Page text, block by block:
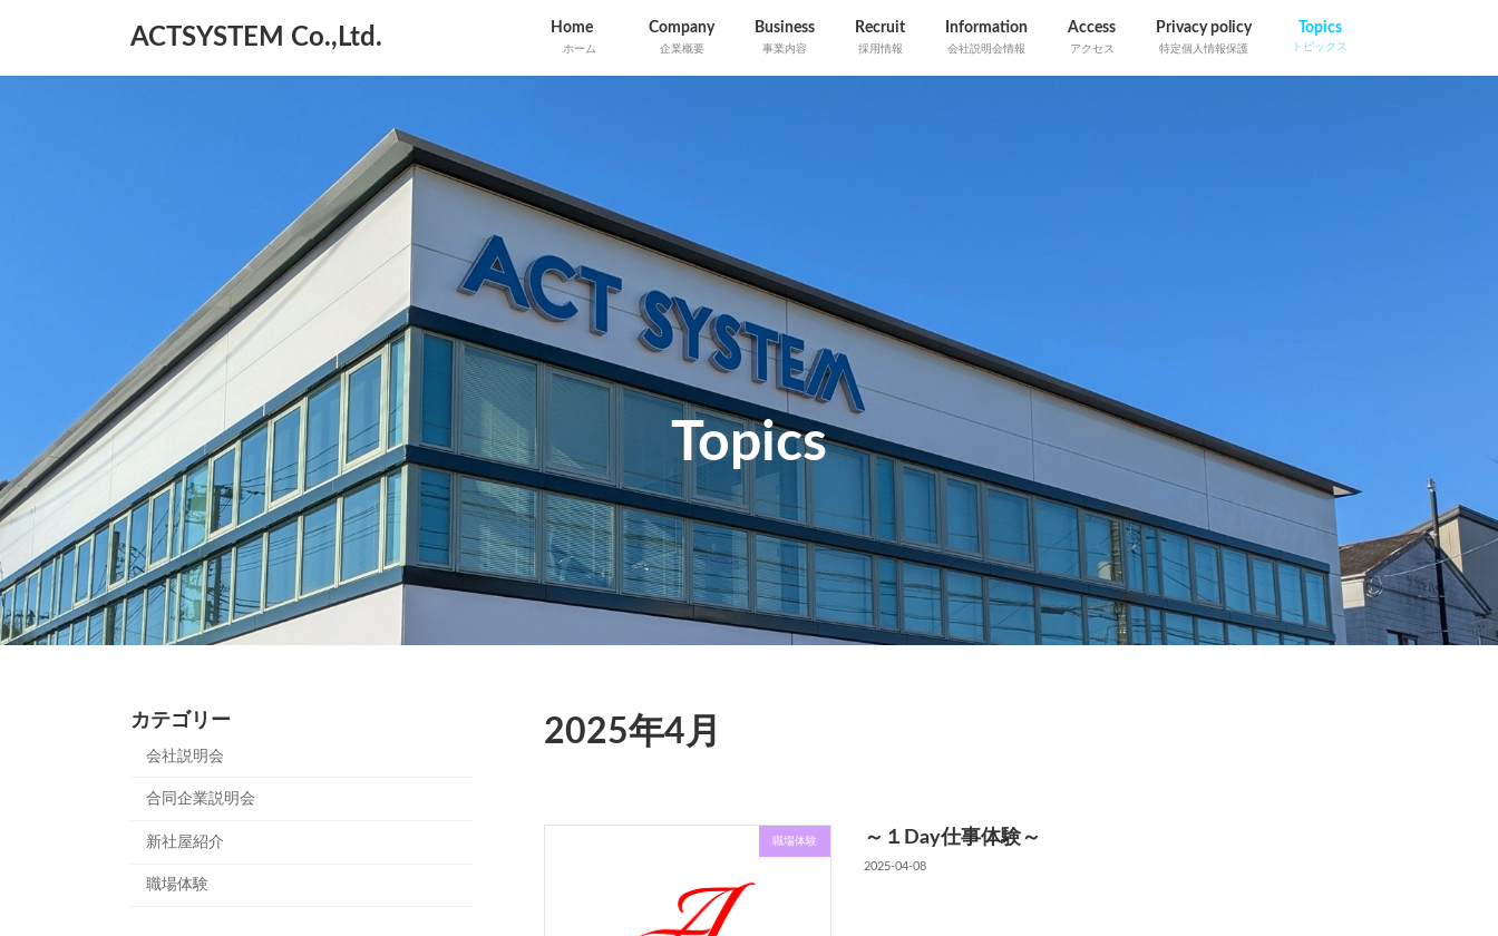
ン
ー
ACTSYSTEM Co.,Ltd. Home
ホーム
Company
企業概要
Business
事業内容
Recruit
採用情報
Information
会社説明会情報
Access
アクセス
Privacy policy
特定個人情報保護
Topics
トピックス
Topics
2025年4月
職場体験 ～１Day仕事体験～
2025-04-08
カテゴリー
会社説明会
合同企業説明会
新社屋紹介
職場体験